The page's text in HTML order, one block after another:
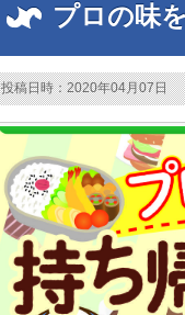
プロの味
投稿日時：2020年04月07日